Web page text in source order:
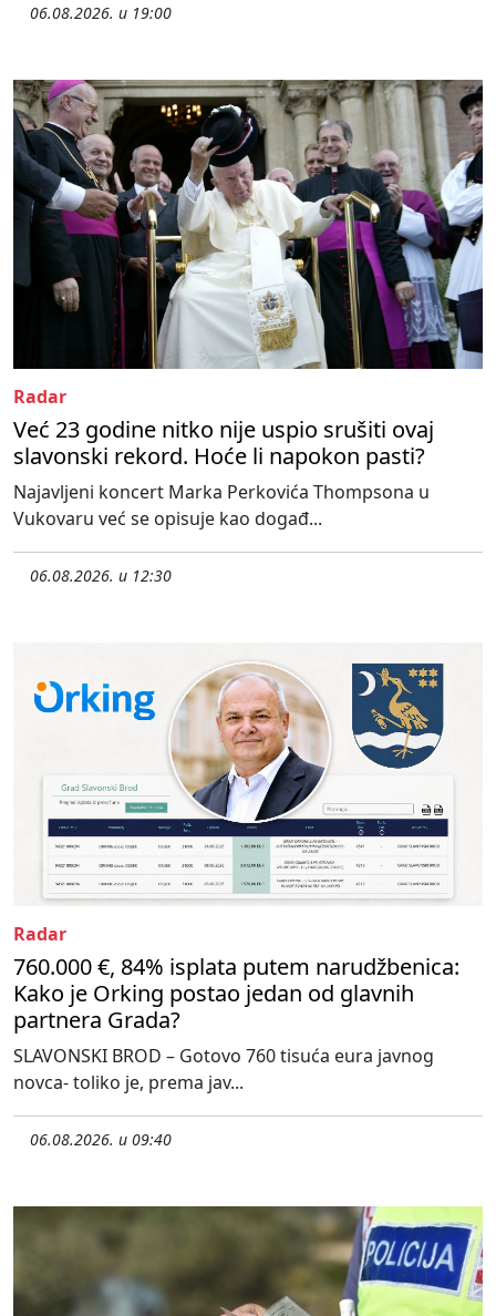
06.08.2026. u 19:00
Radar
Već 23 godine nitko nije uspio srušiti ovaj
slavonski rekord. Hoće li napokon pasti?
Najavljeni koncert Marka Perkovića Thompsona u
Vukovaru već se opisuje kao događ...
06.08.2026. u 12:30
Radar
760.000 €, 84% isplata putem narudžbenica:
Kako je Orking postao jedan od glavnih
partnera Grada?
SLAVONSKI BROD – Gotovo 760 tisuća eura javnog
novca- toliko je, prema jav...
06.08.2026. u 09:40